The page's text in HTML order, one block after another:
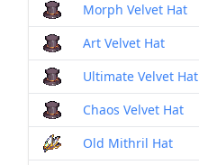
Morph Velvet Hat
Art Velvet Hat
Ultimate Velvet Hat
Chaos Velvet Hat
Old Mithril Hat